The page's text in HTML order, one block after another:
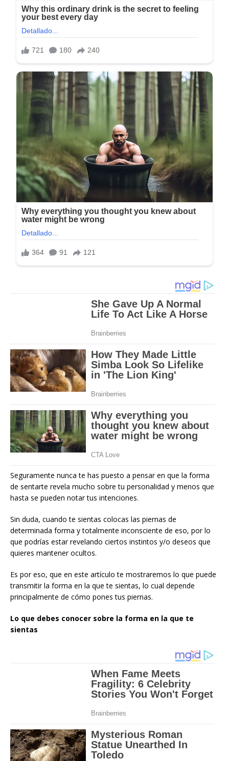
Seguramente nunca te has puesto a pensar en que la forma
de sentarte revela mucho sobre tu personalidad y menos que
hasta se pueden notar tus intenciones.
Sin duda, cuando te sientas colocas las piernas de
determinada forma y totalmente inconsciente de eso, por lo
que podrías estar revelando ciertos instintos y/o deseos que
quieres mantener ocultos.
Es por eso, que en este artículo te mostraremos lo que puede
transmitir la forma en la que te sientas, lo cual depende
principalmente de cómo pones tus piernas.
Lo que debes conocer sobre la forma en la que te
sientas